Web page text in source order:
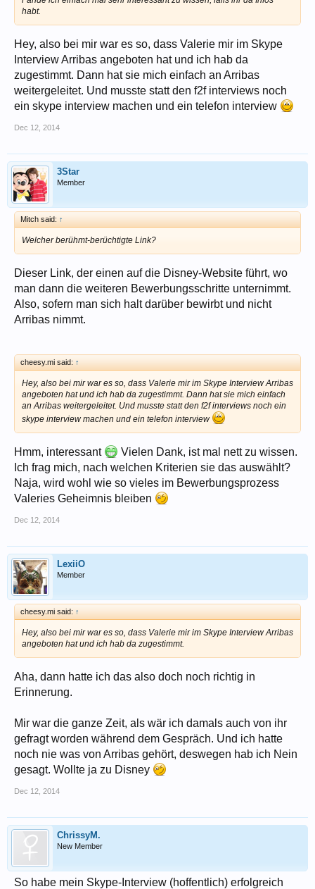
habt.
Hey, also bei mir war es so, dass Valerie mir im Skype
Interview Arribas angeboten hat und ich hab da
zugestimmt. Dann hat sie mich einfach an Arribas
weitergeleitet. Und musste statt den f2f interviews noch
ein skype interview machen und ein telefon interview
Dec 12, 2014
3Star
Member
Mitch said: ↑
Welcher berühmt-berüchtigte Link?
Dieser Link, der einen auf die Disney-Website führt, wo
man dann die weiteren Bewerbungsschritte unternimmt.
Also, sofern man sich halt darüber bewirbt und nicht
Arribas nimmt.
cheesy.mi said: ↑
Hey, also bei mir war es so, dass Valerie mir im Skype Interview Arribas
angeboten hat und ich hab da zugestimmt. Dann hat sie mich einfach
an Arribas weitergeleitet. Und musste statt den f2f interviews noch ein
skype interview machen und ein telefon interview
Hmm, interessant
Vielen Dank, ist mal nett zu wissen.
Ich frag mich, nach welchen Kriterien sie das auswählt?
Naja, wird wohl wie so vieles im Bewerbungsprozess
Valeries Geheimnis bleiben
Dec 12, 2014
LexiiO
Member
cheesy.mi said: ↑
Hey, also bei mir war es so, dass Valerie mir im Skype Interview Arribas
angeboten hat und ich hab da zugestimmt.
Aha, dann hatte ich das also doch noch richtig in
Erinnerung.
Mir war die ganze Zeit, als wär ich damals auch von ihr
gefragt worden während dem Gespräch. Und ich hatte
noch nie was von Arribas gehört, deswegen hab ich Nein
gesagt. Wollte ja zu Disney
Dec 12, 2014
ChrissyM.
New Member
So habe mein Skype-Interview (hoffentlich) erfolgreich